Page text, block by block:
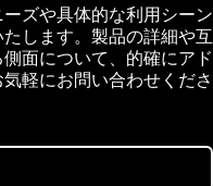
ズや具体的な利用シーン
します。製品の詳細や互
面について、的確にアド
軽にお問い合わせくださ